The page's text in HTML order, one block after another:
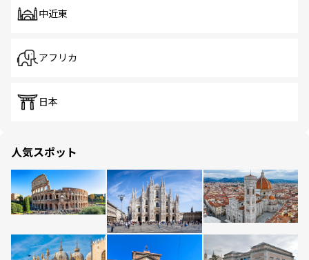
中近東
アフリカ
日本
人気スポット